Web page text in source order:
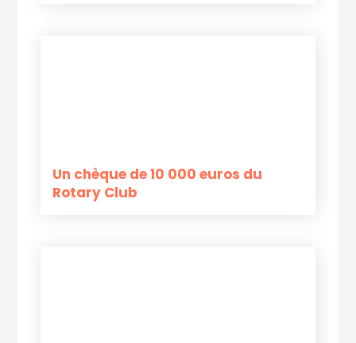
Un chèque de 10 000 euros du
Rotary Club